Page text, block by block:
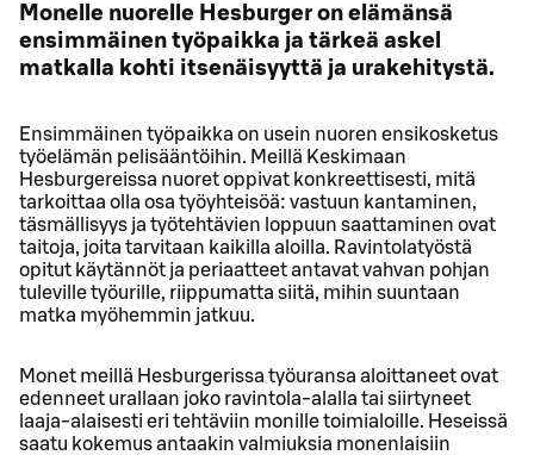
Monelle nuorelle Hesburger on elämänsä
ensimmäinen työpaikka ja tärkeä askel
matkalla kohti itsenäisyyttä ja urakehitystä.
Ensimmäinen työpaikka on usein nuoren ensikosketus
työelämän pelisääntöihin. Meillä Keskimaan
Hesburgereissa nuoret oppivat konkreettisesti, mitä
tarkoittaa olla osa työyhteisöä: vastuun kantaminen,
täsmällisyys ja työtehtävien loppuun saattaminen ovat
taitoja, joita tarvitaan kaikilla aloilla. Ravintolatyöstä
opitut käytännöt ja periaatteet antavat vahvan pohjan
tuleville työurille, riippumatta siitä, mihin suuntaan
matka myöhemmin jatkuu.
Monet meillä Hesburgerissa työuransa aloittaneet ovat
edenneet urallaan joko ravintola-alalla tai siirtyneet
laaja-alaisesti eri tehtäviin monille toimialoille. Heseissä
saatu kokemus antaakin valmiuksia monenlaisiin